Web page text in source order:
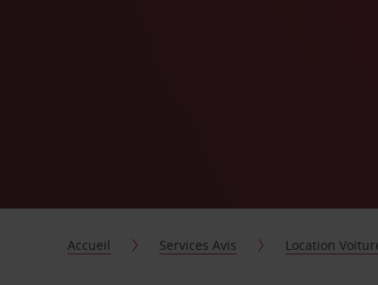
Accueil Services Avis Location